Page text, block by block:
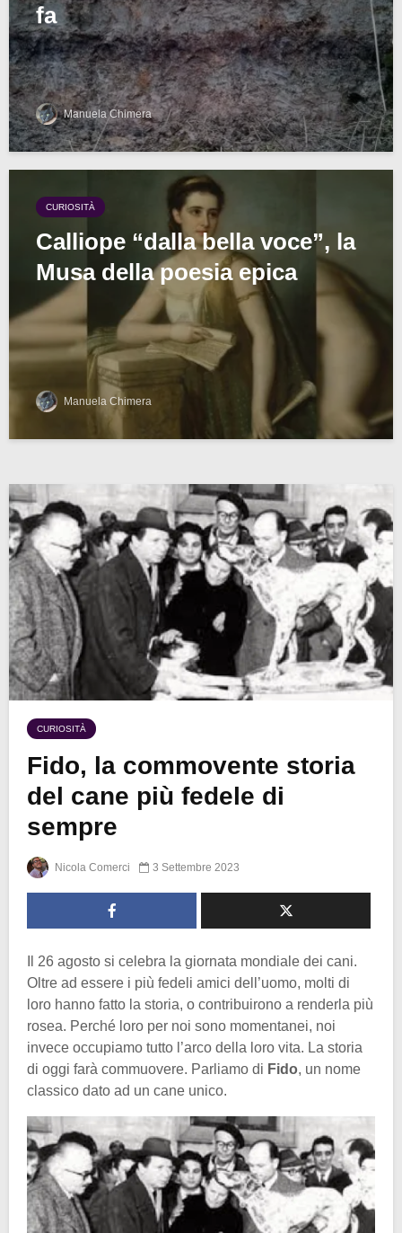
fa
Manuela Chimera
CURIOSITÀ
Calliope “dalla bella voce”, la
Musa della poesia epica
Manuela Chimera
CURIOSITÀ
Fido, la commovente storia
del cane più fedele di
sempre
Nicola Comerci 3 Settembre 2023
Il 26 agosto si celebra la giornata mondiale dei cani.
Oltre ad essere i più fedeli amici dell’uomo, molti di
loro hanno fatto la storia, o contribuirono a renderla più
rosea. Perché loro per noi sono momentanei, noi
invece occupiamo tutto l’arco della loro vita. La storia
di oggi farà commuovere. Parliamo di Fido, un nome
classico dato ad un cane unico.